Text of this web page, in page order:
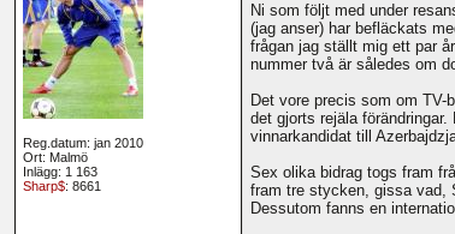
Reg.datum: jan 2010
Ort: Malmö
Inlägg: 1 163
Sharp$: 8661
Ni som följt med under
(jag anser) har befläckats
frågan jag ställt mig ett par
nummer två är således om
Det vore precis som om
det gjorts rejäla
vinnarkandidat till
Sex olika bidrag togs fram
fram tre stycken, gissa vad,
Dessutom fanns en